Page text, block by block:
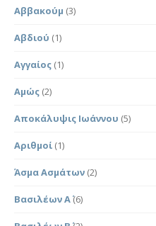
Αββακούμ (3)
Αβδιού (1)
Αγγαίος (1)
Αμώς (2)
Αποκάλυψις Ιωάννου (5)
Αριθμοί (1)
Άσμα Ασμάτων (2)
Βασιλέων Α΄(6)